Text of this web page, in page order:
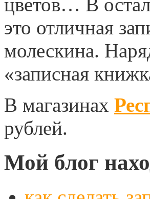
это отличная
молескина.
«записная
В магазинах
рублей.
Мой блог